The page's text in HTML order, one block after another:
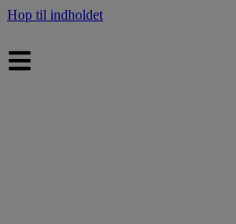
Hop til indholdet